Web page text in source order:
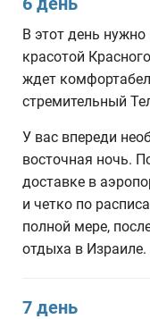
В этот день
красотой
ждет
стремительный
У вас впереди
восточная ночь.
доставке в
и четко по
полной мере,
отдыха в Израиле.
7 день